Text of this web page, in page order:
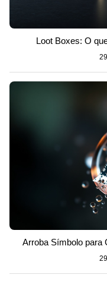
Loot Boxes: O
Arroba Símbolo para